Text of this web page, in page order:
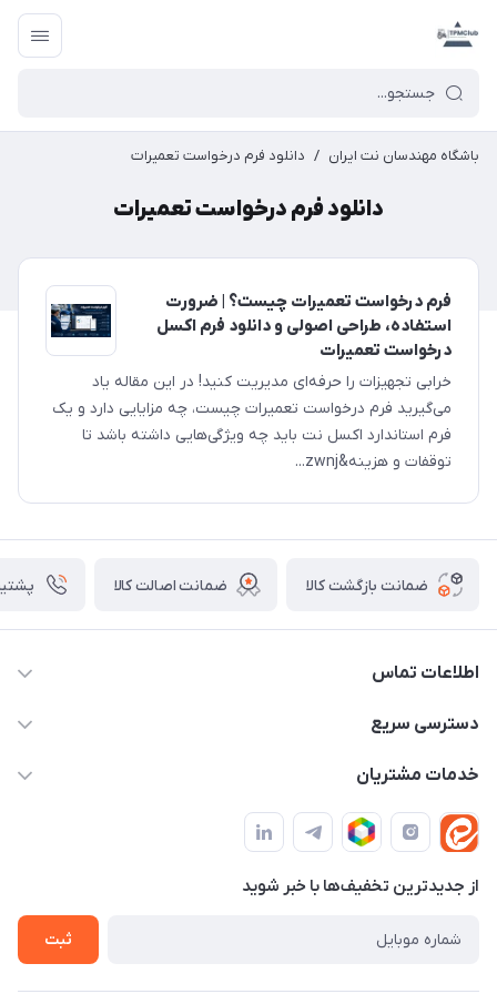
باشگاه مهندسان نت ایران / دانلود فرم درخواست تعمیرات
دانلود فرم درخواست تعمیرات
فرم درخواست تعمیرات چیست؟ | ضرورت
استفاده، طراحی اصولی و دانلود فرم اکسل
درخواست تعمیرات
خرابی تجهیزات را حرفه‌ای مدیریت کنید! در این مقاله یاد
می‌گیرید فرم درخواست تعمیرات چیست، چه مزایایی دارد و یک
فرم استاندارد اکسل نت باید چه ویژگی‌هایی داشته باشد تا
توقفات و هزینه&zwnj...
ضمانت بازگشت کالا ضمانت اصالت کالا
اطلاعات تماس
09982430312
دسترسی سریع
حساب کاربری
لیست محصولات
درباره ما
خدمات مشتریان
قوانین و مقررات
حریم خصوصی
راهنما
از جدید‌ترین تخفیف‌ها با‌ خبر شوید
ثبت